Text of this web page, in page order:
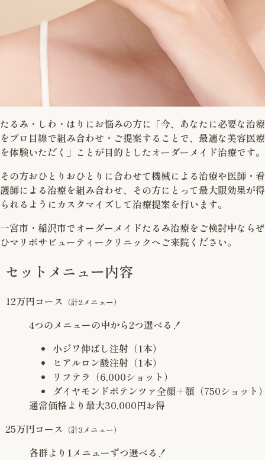
たるみ・しわ・はりにお悩みの方に「今、あなたに必要な治療
をプロ目線で組み合わせ・ご提案することで、最適な美容医療
を体験いただく」ことが目的としたオーダーメイド治療です。
その方おひとりおひとりに合わせて機械による治療や医師・看
護師による治療を組み合わせ、その方にとって最大限効果が得
られるようにカスタマイズして治療提案を行います。
一宮市・稲沢市でオーダーメイドたるみ治療をご検討中ならぜ
ひマリポサビューティークリニックへご来院ください。
セットメニュー内容
12万円コース （計2メニュー）
4つのメニューの中から2つ選べる！
小ジワ伸ばし注射（1本）
ヒアルロン酸注射（1本）
リフテラ（6,000ショット）
ダイヤモンドポテンツァ全顔＋顎（750ショット
通常価格より最大30,000円お得
25万円コース
（計3メニュー）
各群より1メニューずつ選べる！